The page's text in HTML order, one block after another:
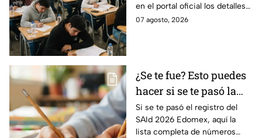
en el portal oficial los detalles
de tu cita y los puntajes
07 agosto, 2026
¿Se te fue? Esto puedes
hacer si se te pasó la
fecha de preinscripción
SAID Edomex 2026
Si se te pasó el registro del
SAId 2026 Edomex, aquí la
lista completa de números